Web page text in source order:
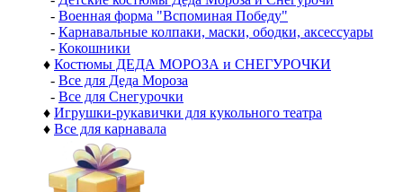
- Военная форма "Вспоминая Победу"
- Карнавальные колпаки, маски, ободки, аксессуары
- Кокошники
♦ Костюмы ДЕДА МОРОЗА и СНЕГУРОЧКИ
- Все для Деда Мороза
- Все для Снегурочки
♦ Игрушки-рукавички для кукольного театра
♦ Все для карнавала